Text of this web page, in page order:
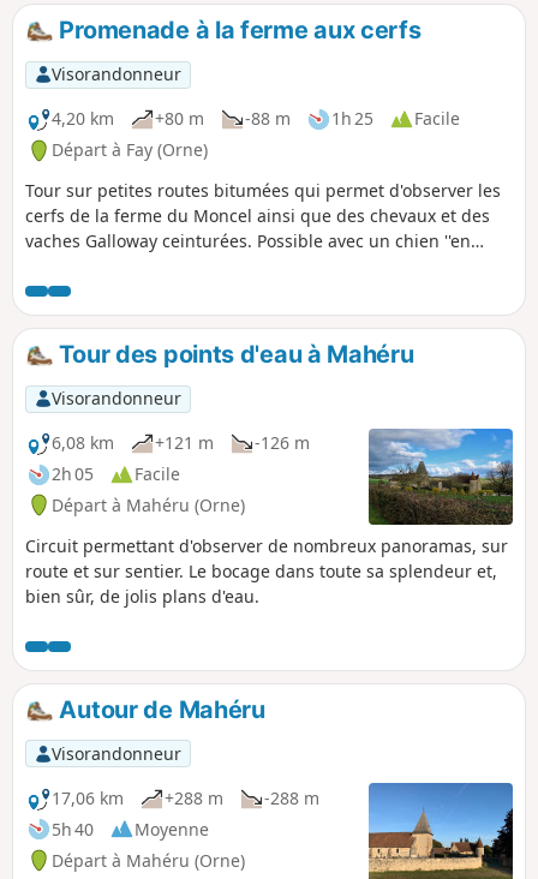
Promenade à la ferme aux cerfs
Visorandonneur
4,20 km
+80 m -88 m 1h 25
Facile
Départ à Fay (Orne)
Tour sur petites routes bitumées qui permet d'observer les
cerfs de la ferme du Moncel ainsi que des chevaux et des
vaches Galloway ceinturées. Possible avec un chien ''en
Tour des points d'eau à Mahéru
Visorandonneur
6,08 km
+121 m
-126 m
2h 05
Facile
Départ à Mahéru (Orne)
Circuit permettant d'observer de nombreux panoramas, sur
route et sur sentier. Le bocage dans toute sa splendeur et,
bien sûr, de jolis plans d'eau.
Autour de Mahéru
Visorandonneur
17,06 km
+288 m
-288 m
5h 40
Moyenne
Départ à Mahéru (Orne)